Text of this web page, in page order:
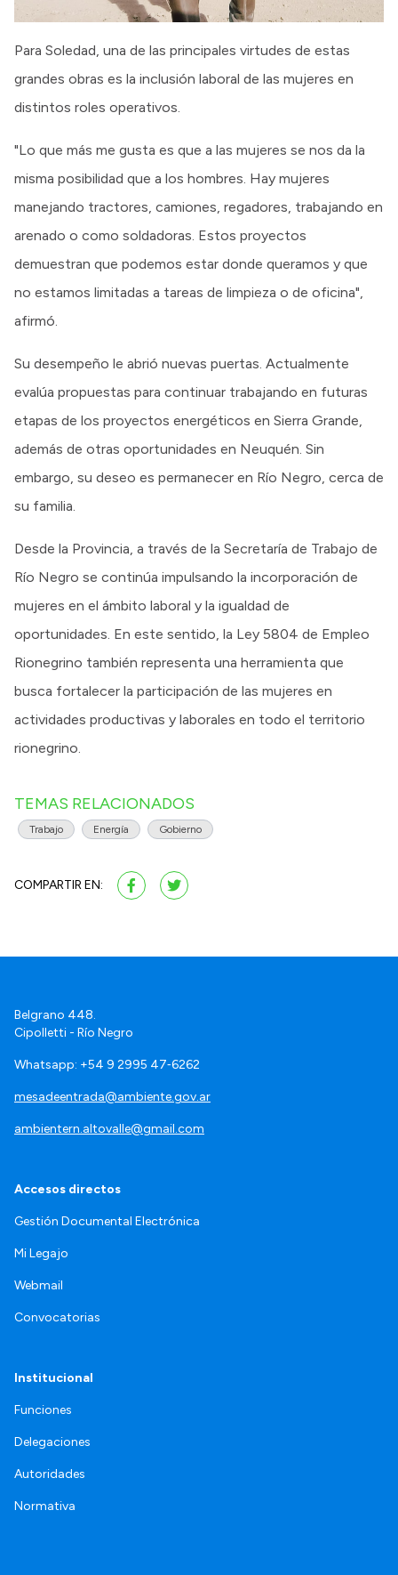
Para Soledad, una de las principales virtudes de estas
grandes obras es la inclusión laboral de las mujeres en
distintos roles operativos.
"Lo que más me gusta es que a las mujeres se nos da la
misma posibilidad que a los hombres. Hay mujeres
manejando tractores, camiones, regadores, trabajando en
arenado o como soldadoras. Estos proyectos
demuestran que podemos estar donde queramos y que
no estamos limitadas a tareas de limpieza o de oficina",
afirmó.
Su desempeño le abrió nuevas puertas. Actualmente
evalúa propuestas para continuar trabajando en futuras
etapas de los proyectos energéticos en Sierra Grande,
además de otras oportunidades en Neuquén. Sin
embargo, su deseo es permanecer en Río Negro, cerca de
su familia.
Desde la Provincia, a través de la Secretaría de Trabajo de
Río Negro se continúa impulsando la incorporación de
mujeres en el ámbito laboral y la igualdad de
oportunidades. En este sentido, la Ley 5804 de Empleo
Rionegrino también representa una herramienta que
busca fortalecer la participación de las mujeres en
actividades productivas y laborales en todo el territorio
rionegrino.
TEMAS RELACIONADOS
Trabajo Energía Gobierno
COMPARTIR EN:
Belgrano 448.
Cipolletti - Río Negro
Whatsapp: +54 9 2995 47‑6262
mesadeentrada@ambiente.gov.ar
ambientern.altovalle@gmail.com
Accesos directos
Gestión Documental Electrónica
Mi Legajo
Webmail
Convocatorias
Institucional
Funciones
Delegaciones
Autoridades
Normativa